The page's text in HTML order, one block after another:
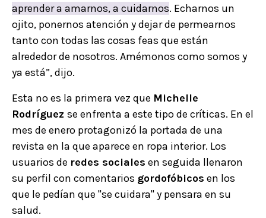
aprender a amarnos, a cuidarnos. Echarnos un
ojito, ponernos atención y dejar de permearnos
tanto con todas las cosas feas que están
alrededor de nosotros. Amémonos como somos y
ya está”, dijo.
Esta no es la primera vez que Michelle
Rodríguez se enfrenta a este tipo de críticas. En el
mes de enero protagonizó la portada de una
revista en la que aparece en ropa interior. Los
usuarios de redes sociales en seguida llenaron
su perfil con comentarios gordofóbicos en los
que le pedían que "se cuidara" y pensara en su
salud.